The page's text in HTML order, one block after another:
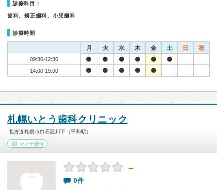
診療科目：
歯科、矯正歯科、小児歯科
診療時間
月 火 水 木 金 土 日 祝
09:30-12:30
14:00-19:00
札幌いとう歯科クリニック
北海道札幌市白石区川下（平和駅）
マイナ受付
－
0件